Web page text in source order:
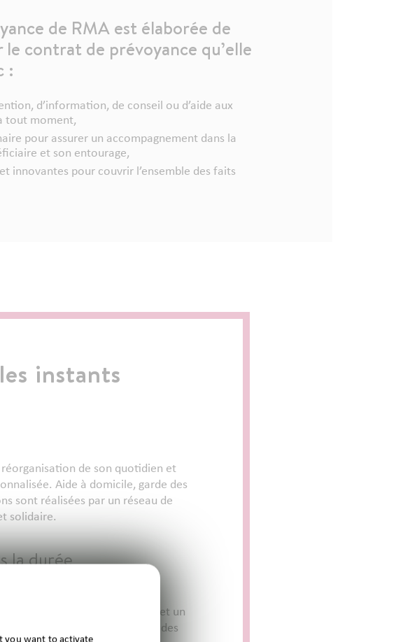
de RMA est élaborée de
contrat de prévoyance qu’elle
:
d’information, de conseil ou d’aide aux
tout moment,
pour assurer un accompagnement dans la
et son entourage,
innovantes pour couvrir l’ensemble des faits
instants
de son quotidien et
Aide à domicile, garde des
sont réalisées par un réseau de
solidaire.
la durée
assistantes sociales,
— propose un soutien et un
à l’accompagner au fil des
you want to activate